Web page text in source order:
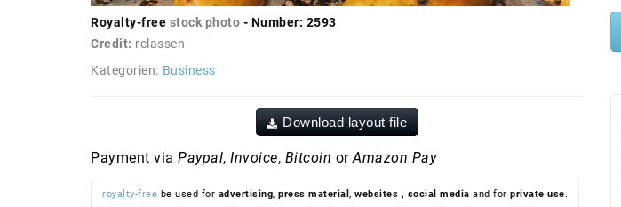
Royalty-free stock photo - Number: 2593
Credit: rclassen
Kategorien: Business
Download layout file
Payment via Paypal, Invoice, Bitcoin or Amazon Pay
royalty-free be used for advertising, press material , websites , social media and for private use.